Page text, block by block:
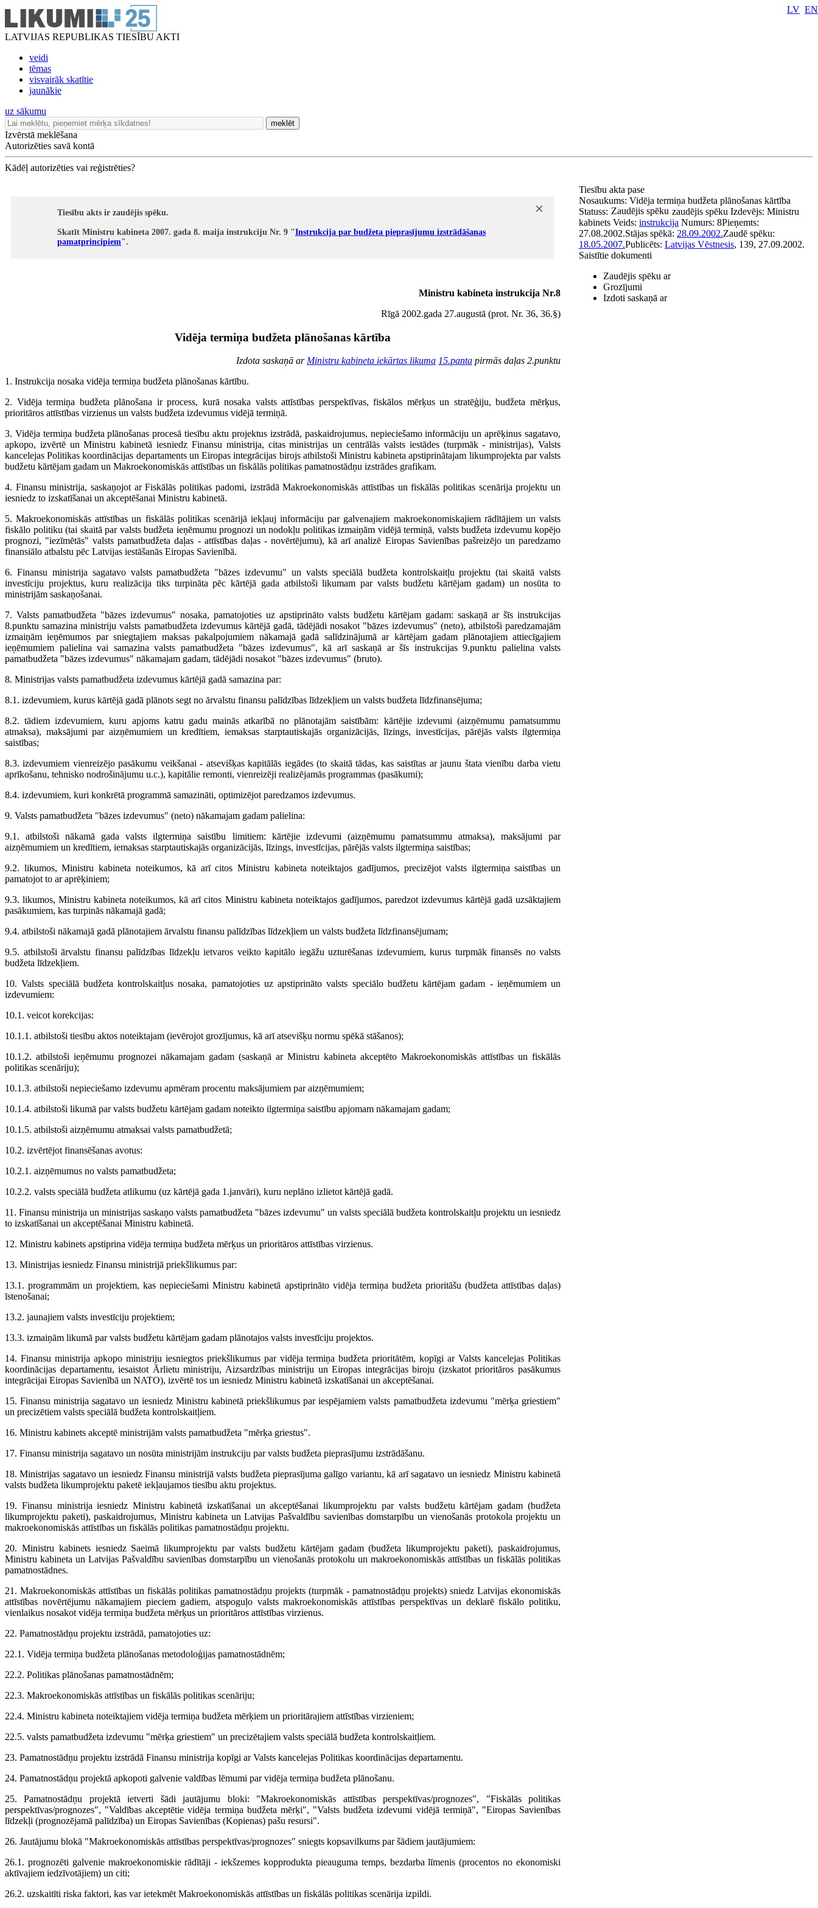
LATVIJAS REPUBLIKAS TIESĪBU AKTI
veidi
tēmas
visvairāk skatītie
jaunākie
LV EN
uz sākumu
meklēt
Izvērstā meklēšana
Autorizēties savā kontā
Kādēļ autorizēties vai reģistrēties?
Tiesību akts ir zaudējis spēku.
Skatīt Ministru kabineta 2007. gada 8. maija instrukciju Nr. 9 "Instrukcija par budžeta pieprasījumu izstrādāšanas
pamatprincipiem".
Ministru kabineta instrukcija Nr.8
Rīgā 2002.gada 27.augustā (prot. Nr. 36, 36.§)
Vidēja termiņa budžeta plānošanas kārtība
Izdota saskaņā arMinistru kabineta iekārtas likuma 15.panta pirmās daļas 2.punktu
1. Instrukcija nosaka vidēja termiņa budžeta plānošanas kārtību.
2. Vidēja termiņa budžeta plānošana ir process, kurā nosaka valsts attīstības perspektīvas, fiskālos mērķus un stratēģiju, budžeta mērķus,
prioritāros attīstības virzienus un valsts budžeta izdevumus vidējā termiņā.
3. Vidēja termiņa budžeta plānošanas procesā tiesību aktu projektus izstrādā, paskaidrojumus, nepieciešamo informāciju un aprēķinus sagatavo,
apkopo, izvērtē un Ministru kabinetā iesniedz Finansu ministrija, citas ministrijas un centrālās valsts iestādes (turpmāk - ministrijas), Valsts
kancelejas Politikas koordinācijas departaments un Eiropas integrācijas birojs atbilstoši Ministru kabineta apstiprinātajam likumprojekta par valsts
budžetu kārtējam gadam un Makroekonomiskās attīstības un fiskālās politikas pamatnostādņu izstrādes grafikam.
4. Finansu ministrija, saskaņojot ar Fiskālās politikas padomi, izstrādā Makroekonomiskās attīstības un fiskālās politikas scenārija projektu un
iesniedz to izskatīšanai un akceptēšanai Ministru kabinetā.
5. Makroekonomiskās attīstības un fiskālās politikas scenārijā iekļauj informāciju par galvenajiem makroekonomiskajiem rādītājiem un valsts
fiskālo politiku (tai skaitā par valsts budžeta ieņēmumu prognozi un nodokļu politikas izmaiņām vidējā termiņā, valsts budžeta izdevumu kopējo
prognozi, "iezīmētās" valsts pamatbudžeta daļas - attīstības daļas - novērtējumu), kā arī analizē Eiropas Savienības pašreizējo un paredzamo
finansiālo atbalstu pēc Latvijas iestāšanās Eiropas Savienībā.
6. Finansu ministrija sagatavo valsts pamatbudžeta "bāzes izdevumu" un valsts speciālā budžeta kontrolskaitļu projektu (tai skaitā valsts
investīciju projektus, kuru realizācija tiks turpināta pēc kārtējā gada atbilstoši likumam par valsts budžetu kārtējam gadam) un nosūta to
ministrijām saskaņošanai.
7. Valsts pamatbudžeta "bāzes izdevumus" nosaka, pamatojoties uz apstiprināto valsts budžetu kārtējam gadam: saskaņā ar šīs instrukcijas
8.punktu samazina ministriju valsts pamatbudžeta izdevumus kārtējā gadā, tādējādi nosakot "bāzes izdevumus" (neto), atbilstoši paredzamajām
izmaiņām ieņēmumos par sniegtajiem maksas pakalpojumiem nākamajā gadā salīdzinājumā ar kārtējam gadam plānotajiem attiecīgajiem
ieņēmumiem palielina vai samazina valsts pamatbudžeta "bāzes izdevumus", kā arī saskaņā ar šīs instrukcijas 9.punktu palielina valsts
pamatbudžeta "bāzes izdevumus" nākamajam gadam, tādējādi nosakot "bāzes izdevumus" (bruto).
8. Ministrijas valsts pamatbudžeta izdevumus kārtējā gadā samazina par:
8.1. izdevumiem, kurus kārtējā gadā plānots segt no ārvalstu finansu palīdzības līdzekļiem un valsts budžeta līdzfinansējuma;
8.2. tādiem izdevumiem, kuru apjoms katru gadu mainās atkarībā no plānotajām saistībām: kārtējie izdevumi (aizņēmumu pamatsummu
atmaksa), maksājumi par aizņēmumiem un kredītiem, iemaksas starptautiskajās organizācijās, līzings, investīcijas, pārējās valsts ilgtermiņa
saistības;
8.3. izdevumiem vienreizējo pasākumu veikšanai - atsevišķas kapitālās iegādes (to skaitā tādas, kas saistītas ar jaunu štata vienību darba vietu
aprīkošanu, tehnisko nodrošinājumu u.c.), kapitālie remonti, vienreizēji realizējamās programmas (pasākumi);
8.4. izdevumiem, kuri konkrētā programmā samazināti, optimizējot paredzamos izdevumus.
9. Valsts pamatbudžeta "bāzes izdevumus" (neto) nākamajam gadam palielina:
9.1. atbilstoši nākamā gada valsts ilgtermiņa saistību limitiem: kārtējie izdevumi (aizņēmumu pamatsummu atmaksa), maksājumi par
aizņēmumiem un kredītiem, iemaksas starptautiskajās organizācijās, līzings, investīcijas, pārējās valsts ilgtermiņa saistības;
9.2. likumos, Ministru kabineta noteikumos, kā arī citos Ministru kabineta noteiktajos gadījumos, precizējot valsts ilgtermiņa saistības un
pamatojot to ar aprēķiniem;
9.3. likumos, Ministru kabineta noteikumos, kā arī citos Ministru kabineta noteiktajos gadījumos, paredzot izdevumus kārtējā gadā uzsāktajiem
pasākumiem, kas turpinās nākamajā gadā;
9.4. atbilstoši nākamajā gadā plānotajiem ārvalstu finansu palīdzības līdzekļiem un valsts budžeta līdzfinansējumam;
9.5. atbilstoši ārvalstu finansu palīdzības līdzekļu ietvaros veikto kapitālo iegāžu uzturēšanas izdevumiem, kurus turpmāk finansēs no valsts
budžeta līdzekļiem.
10. Valsts speciālā budžeta kontrolskaitļus nosaka, pamatojoties uz apstiprināto valsts speciālo budžetu kārtējam gadam - ieņēmumiem un
izdevumiem:
10.1. veicot korekcijas:
10.1.1. atbilstoši tiesību aktos noteiktajam (ievērojot grozījumus, kā arī atsevišķu normu spēkā stāšanos);
10.1.2. atbilstoši ieņēmumu prognozei nākamajam gadam (saskaņā ar Ministru kabineta akceptēto Makroekonomiskās attīstības un fiskālās
politikas scenāriju);
10.1.3. atbilstoši nepieciešamo izdevumu apmēram procentu maksājumiem par aizņēmumiem;
10.1.4. atbilstoši likumā par valsts budžetu kārtējam gadam noteikto ilgtermiņa saistību apjomam nākamajam gadam;
10.1.5. atbilstoši aizņēmumu atmaksai valsts pamatbudžetā;
10.2. izvērtējot finansēšanas avotus:
10.2.1. aizņēmumus no valsts pamatbudžeta;
10.2.2. valsts speciālā budžeta atlikumu (uz kārtējā gada 1.janvāri), kuru neplāno izlietot kārtējā gadā.
11. Finansu ministrija un ministrijas saskaņo valsts pamatbudžeta "bāzes izdevumu" un valsts speciālā budžeta kontrolskaitļu projektu un iesniedz
to izskatīšanai un akceptēšanai Ministru kabinetā.
12. Ministru kabinets apstiprina vidēja termiņa budžeta mērķus un prioritāros attīstības virzienus.
13. Ministrijas iesniedz Finansu ministrijā priekšlikumus par:
13.1. programmām un projektiem, kas nepieciešami Ministru kabinetā apstiprināto vidēja termiņa budžeta prioritāšu (budžeta attīstības daļas)
īstenošanai;
13.2. jaunajiem valsts investīciju projektiem;
13.3. izmaiņām likumā par valsts budžetu kārtējam gadam plānotajos valsts investīciju projektos.
14. Finansu ministrija apkopo ministriju iesniegtos priekšlikumus par vidēja termiņa budžeta prioritātēm, kopīgi ar Valsts kancelejas Politikas
koordinācijas departamentu, iesaistot Ārlietu ministriju, Aizsardzības ministriju un Eiropas integrācijas biroju (izskatot prioritāros pasākumus
integrācijai Eiropas Savienībā un NATO), izvērtē tos un iesniedz Ministru kabinetā izskatīšanai un akceptēšanai.
15. Finansu ministrija sagatavo un iesniedz Ministru kabinetā priekšlikumus par iespējamiem valsts pamatbudžeta izdevumu "mērķa griestiem"
un precizētiem valsts speciālā budžeta kontrolskaitļiem.
16. Ministru kabinets akceptē ministrijām valsts pamatbudžeta "mērķa griestus".
17. Finansu ministrija sagatavo un nosūta ministrijām instrukciju par valsts budžeta pieprasījumu izstrādāšanu.
18. Ministrijas sagatavo un iesniedz Finansu ministrijā valsts budžeta pieprasījuma galīgo variantu, kā arī sagatavo un iesniedz Ministru kabinetā
valsts budžeta likumprojektu paketē iekļaujamos tiesību aktu projektus.
19. Finansu ministrija iesniedz Ministru kabinetā izskatīšanai un akceptēšanai likumprojektu par valsts budžetu kārtējam gadam (budžeta
likumprojektu paketi), paskaidrojumus, Ministru kabineta un Latvijas Pašvaldību savienības domstarpību un vienošanās protokola projektu un
makroekonomiskās attīstības un fiskālās politikas pamatnostādņu projektu.
20. Ministru kabinets iesniedz Saeimā likumprojektu par valsts budžetu kārtējam gadam (budžeta likumprojektu paketi), paskaidrojumus,
Ministru kabineta un Latvijas Pašvaldību savienības domstarpību un vienošanās protokolu un makroekonomiskās attīstības un fiskālās politikas
pamatnostādnes.
21. Makroekonomiskās attīstības un fiskālās politikas pamatnostādņu projekts (turpmāk - pamatnostādņu projekts) sniedz Latvijas ekonomiskās
attīstības novērtējumu nākamajiem pieciem gadiem, atspoguļo valsts makroekonomiskās attīstības perspektīvas un deklarē fiskālo politiku,
vienlaikus nosakot vidēja termiņa budžeta mērķus un prioritāros attīstības virzienus.
22. Pamatnostādņu projektu izstrādā, pamatojoties uz:
22.1. Vidēja termiņa budžeta plānošanas metodoloģijas pamatnostādnēm;
22.2. Politikas plānošanas pamatnostādnēm;
22.3. Makroekonomiskās attīstības un fiskālās politikas scenāriju;
22.4. Ministru kabineta noteiktajiem vidēja termiņa budžeta mērķiem un prioritārajiem attīstības virzieniem;
22.5. valsts pamatbudžeta izdevumu "mērķa griestiem" un precizētajiem valsts speciālā budžeta kontrolskaitļiem.
23. Pamatnostādņu projektu izstrādā Finansu ministrija kopīgi ar Valsts kancelejas Politikas koordinācijas departamentu.
24. Pamatnostādņu projektā apkopoti galvenie valdības lēmumi par vidēja termiņa budžeta plānošanu.
25. Pamatnostādņu projektā ietverti šādi jautājumu bloki: "Makroekonomiskās attīstības perspektīvas/prognozes", "Fiskālās politikas
perspektīvas/prognozes", "Valdības akceptētie vidēja termiņa budžeta mērķi", "Valsts budžeta izdevumi vidējā termiņā", "Eiropas Savienības
līdzekļi (prognozējamā palīdzība) un Eiropas Savienības (Kopienas) pašu resursi".
26. Jautājumu blokā "Makroekonomiskās attīstības perspektīvas/prognozes" sniegts kopsavilkums par šādiem jautājumiem:
26.1. prognozēti galvenie makroekonomiskie rādītāji - iekšzemes kopprodukta pieauguma temps, bezdarba līmenis (procentos no ekonomiski
aktīvajiem iedzīvotājiem) un citi;
26.2. uzskaitīti riska faktori, kas var ietekmēt Makroekonomiskās attīstības un fiskālās politikas scenārija izpildi.
Tiesību akta pase
Nosaukums: Vidēja termiņa budžeta plānošanas kārtība
Statuss: Zaudējis spēku zaudējis spēku Izdevējs: Ministru
kabinets Veids: instrukcija Numurs: 8Pieņemts:
27.08.2002.Stājas spēkā: 28.09.2002.Zaudē spēku:
18.05.2007.Publicēts: Latvijas Vēstnesis, 139, 27.09.2002.
Saistītie dokumenti
Zaudējis spēku ar
Grozījumi
Izdoti saskaņā ar